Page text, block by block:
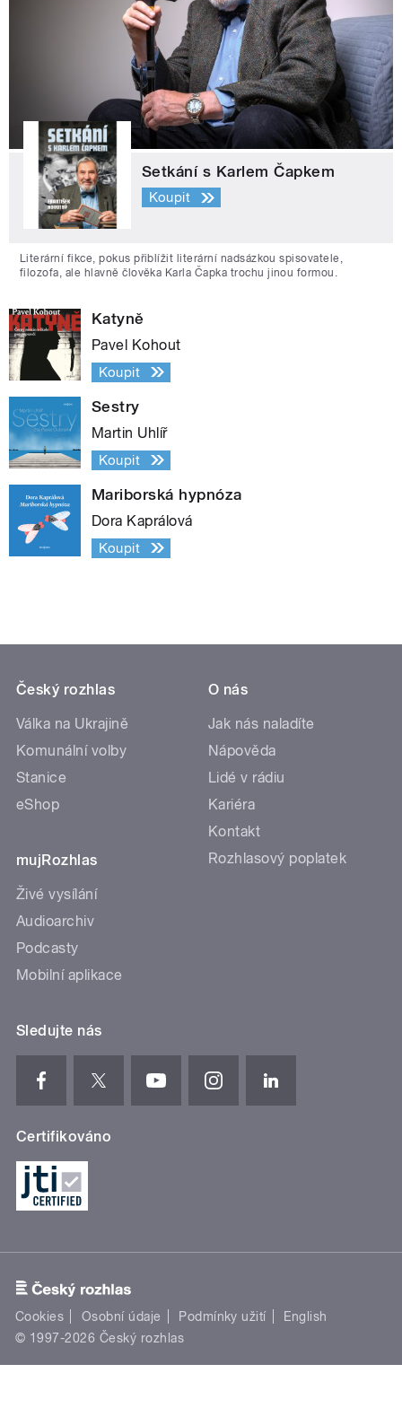
Setkání s Karlem Čapkem
Koupit
Literární fikce, pokus přiblížit literární nadsázkou spisovatele,
filozofa, ale hlavně člověka Karla Čapka trochu jinou formou.
Katyně
Pavel Kohout
Koupit
Sestry
Martin Uhlíř
Koupit
Mariborská hypnóza
Dora Kaprálová
Koupit
Český rozhlas
Válka na Ukrajině
Komunální volby
Stanice
eShop
mujRozhlas
Živé vysílání
Audioarchiv
Podcasty
Mobilní aplikace
O nás
Jak nás naladíte
Nápověda
Lidé v rádiu
Kariéra
Kontakt
Rozhlasový poplatek
Sledujte nás
Certifikováno
Cookies Osobní údaje Podmínky užití
English
© 1997-2026 Český rozhlas